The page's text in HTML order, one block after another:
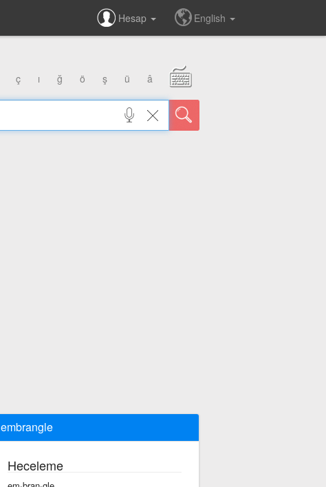
Hesap English
ç ı ğ ö ş ü â
embrangle
Heceleme